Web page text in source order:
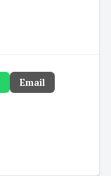
Email